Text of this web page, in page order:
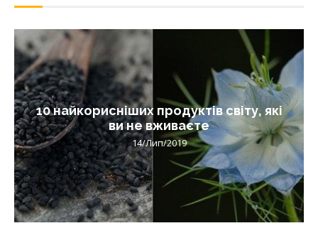
10 найкорисніших продуктів світу, які
ви не вживаєте
14/Лип/2019